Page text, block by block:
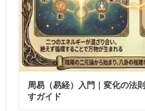
周易（易経）入門｜変化の法
すガイド